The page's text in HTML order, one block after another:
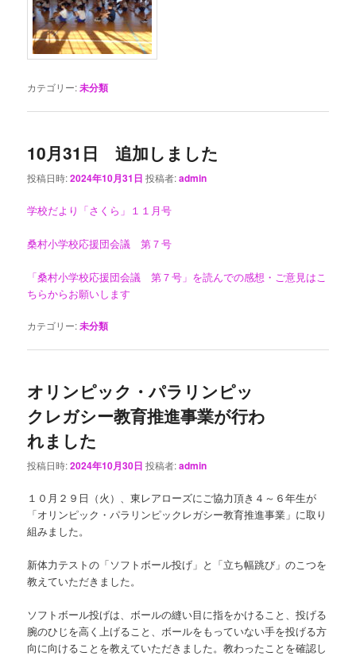
カテゴリー:未分類
10月31日 追加しました
投稿日時:2024年10月31日 投稿者:admin
学校だより「さくら」１１月号
桑村小学校応援団会議 第７号
「桑村小学校応援団会議 第７号」を読んでの感想・ご意見はこ
ちらからお願いします
カテゴリー:未分類
オリンピック・パラリンピッ
クレガシー教育推進事業が行わ
れました
投稿日時:2024年10月30日 投稿者:admin
１０月２９日（火）、東レアローズにご協力頂き４～６年生が
「オリンピック・パラリンピックレガシー教育推進事業」に取り
組みました。
新体力テストの「ソフトボール投げ」と「立ち幅跳び」のこつを
教えていただきました。
ソフトボール投げは、ボールの縫い目に指をかけること、投げる
腕のひじを高く上げること、ボールをもっていない手を投げる方
向に向けることを教えていただきました。教わったことを確認し